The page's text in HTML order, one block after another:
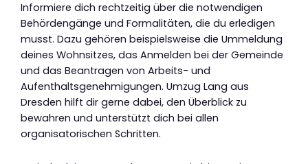
Informiere dich rechtzeitig über die notwendigen
Behördengänge und Formalitäten, die du erledigen
musst. Dazu gehören beispielsweise die Ummeldung
deines Wohnsitzes, das Anmelden bei der Gemeinde
und das Beantragen von Arbeits- und
Aufenthaltsgenehmigungen. Umzug Lang aus
Dresden hilft dir gerne dabei, den Überblick zu
bewahren und unterstützt dich bei allen
organisatorischen Schritten.